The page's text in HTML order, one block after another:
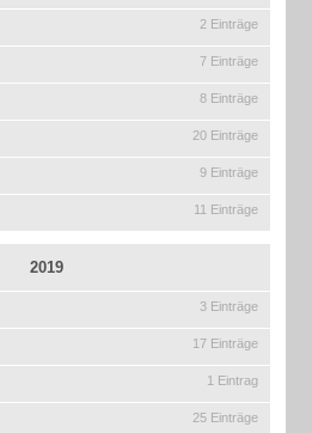
2 Einträge
7 Einträge
8 Einträge
20 Einträge
9 Einträge
11 Einträge
2019
3 Einträge
17 Einträge
1 Eintrag
25 Einträge